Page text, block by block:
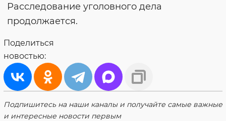
Расследование уголовного дела
продолжается.
Поделиться
новостью:
Подпишитесь на наши каналы и получайте самые важные
и интересные новости первым